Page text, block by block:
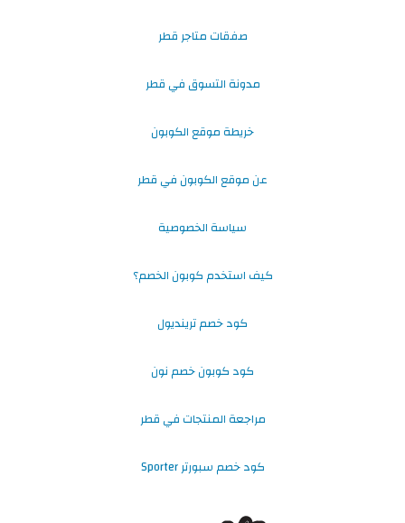
صفقات متاجر قطر
مدونة التسوق في قطر
خريطة موقع الكوبون
عن موقع الكوبون في قطر
سياسة الخصوصية
كيف استخدم كوبون الخصم؟
كود خصم ترينديول
كود كوبون خصم نون
مراجعة المنتجات في قطر
كود خصم سبورتر Sporter